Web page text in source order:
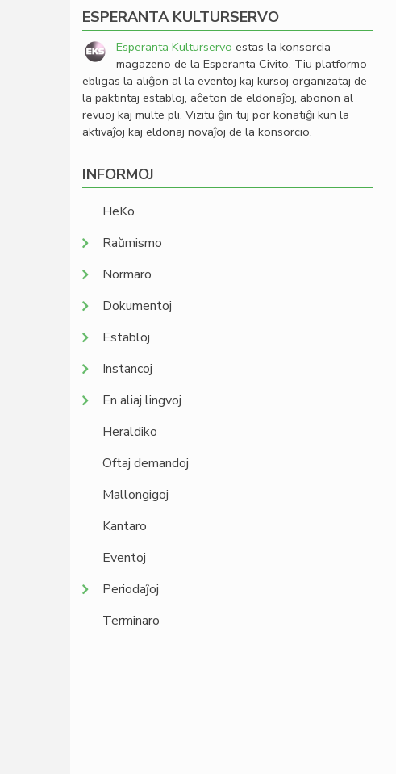
ESPERANTA KULTURSERVO
Esperanta Kulturservo estas la konsorcia
magazeno de la Esperanta Civito. Tiu platformo
ebligas la aliĝon al la eventoj kaj kursoj organizataj de
la paktintaj establoj, aĉeton de eldonaĵoj, abonon al
revuoj kaj multe pli. Vizitu ĝin tuj por konatiĝi kun la
aktivaĵoj kaj eldonaj novaĵoj de la konsorcio.
INFORMOJ
HeKo
Raŭmismo
Normaro
Dokumentoj
Establoj
Instancoj
En aliaj lingvoj
Heraldiko
Oftaj demandoj
Mallongigoj
Kantaro
Eventoj
Periodaĵoj
Terminaro